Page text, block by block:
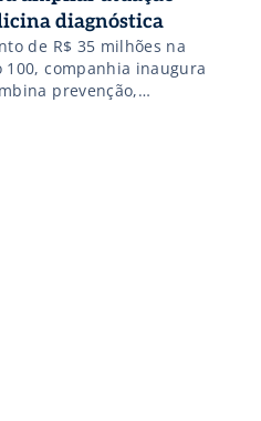
diagnóstica
de R$ 35 milhões na
100, companhia inaugura
prevenção,